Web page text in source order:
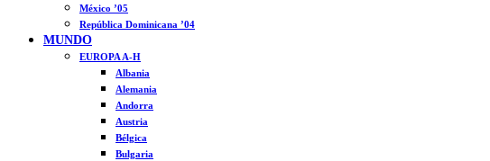
México ’05
República Dominicana ’04
MUNDO
EUROPA A-H
Albania
Alemania
Andorra
Austria
Bélgica
Bulgaria